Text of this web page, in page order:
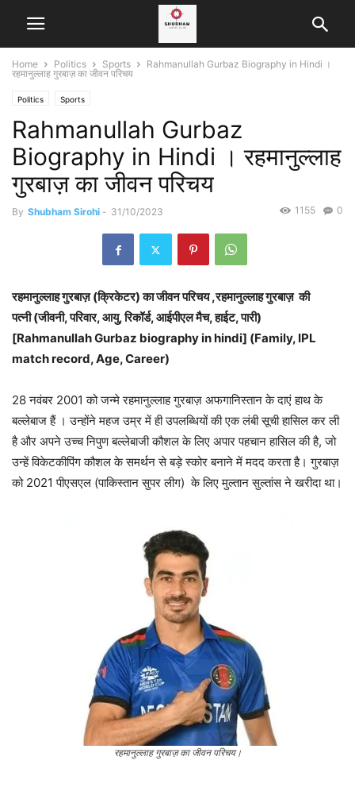
Home Politics Sports
Rahmanullah Gurbaz Biography in Hindi ।
रहमानुल्लाह गुरबाज़ का जीवन परिचय
Politics Sports
Rahmanullah Gurbaz
Biography in Hindi । रहमानुल्लाह
गुरबाज़ का जीवन परिचय
By Shubham Sirohi - 31/10/2023 0
1155
रहमानुल्लाह गुरबाज़ (क्रिकेटर) का जीवन परिचय ,रहमानुल्लाह गुरबाज़ की
पत्नी (जीवनी, परिवार, आयु, रिकॉर्ड, आईपीएल मैच, हाईट, पारी)
[Rahmanullah Gurbaz biography in hindi] (Family, IPL
match record, Age, Career)
28 नवंबर 2001 को जन्मे रहमानुल्लाह गुरबाज़ अफगानिस्तान के दाएं हाथ के
बल्लेबाज हैं । उन्होंने महज उम्र में ही उपलब्धियों की एक लंबी सूची हासिल कर ली
है और अपने उच्च निपुण बल्लेबाजी कौशल के लिए अपार पहचान हासिल की है, जो
उन्हें विकेटकीपिंग कौशल के समर्थन से बड़े स्कोर बनाने में मदद करता है। गुरबाज़
को 2021 पीएसएल (पाकिस्तान सुपर लीग) के लिए मुल्तान सुल्तांस ने खरीदा था।
रहमानुल्लाह गुरबाज़ का जीवन परिचय।